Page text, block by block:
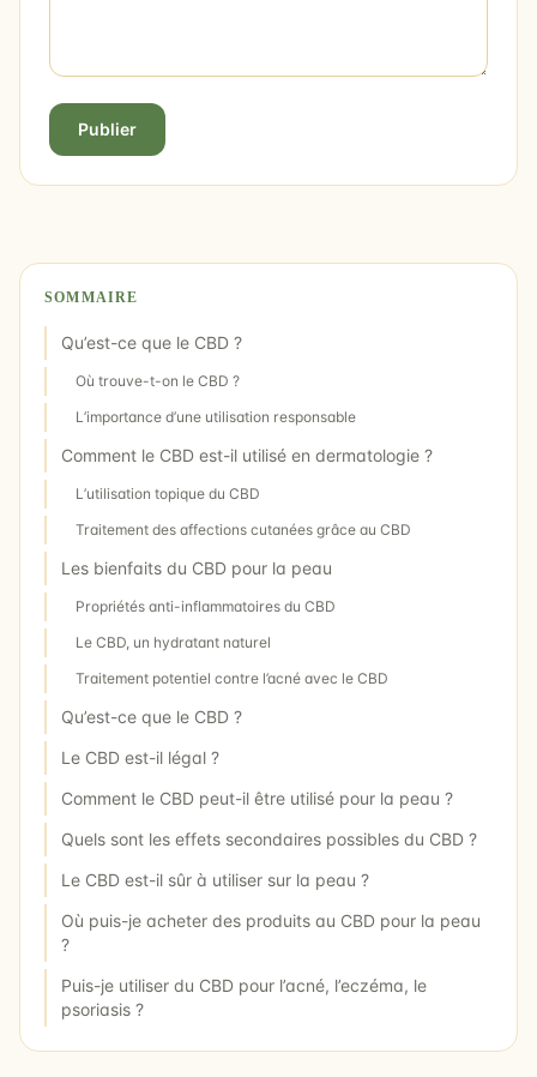
Publier
SOMMAIRE
Qu’est-ce que le CBD ?
Où trouve-t-on le CBD ?
L’importance d’une utilisation responsable
Comment le CBD est-il utilisé en dermatologie ?
L’utilisation topique du CBD
Traitement des affections cutanées grâce au CBD
Les bienfaits du CBD pour la peau
Propriétés anti-inflammatoires du CBD
Le CBD, un hydratant naturel
Traitement potentiel contre l’acné avec le CBD
Qu’est-ce que le CBD ?
Le CBD est-il légal ?
Comment le CBD peut-il être utilisé pour la peau ?
Quels sont les effets secondaires possibles du CBD ?
Le CBD est-il sûr à utiliser sur la peau ?
Où puis-je acheter des produits au CBD pour la peau
?
Puis-je utiliser du CBD pour l’acné, l’eczéma, le
psoriasis ?